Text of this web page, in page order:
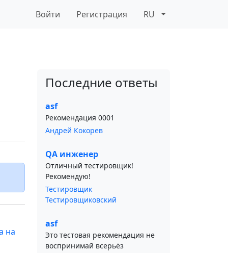
Войти Регистрация RU
на
Последние ответы
asf
Рекомендация 0001
Андрей Кокорев
QA инженер
Отличный тестировщик!
Рекомендую!
Тестировщик
Тестировщиковский
asf
Это тестовая рекомендация не
воспринимай всерьёз